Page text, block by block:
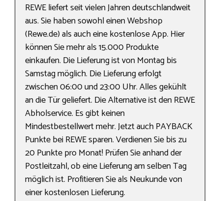
REWE liefert seit vielen Jahren deutschlandweit
aus. Sie haben sowohl einen Webshop
(Rewe.de) als auch eine kostenlose App. Hier
können Sie mehr als 15.000 Produkte
einkaufen. Die Lieferung ist von Montag bis
Samstag möglich. Die Lieferung erfolgt
zwischen 06:00 und 23:00 Uhr. Alles gekühlt
an die Tür geliefert. Die Alternative ist den REWE
Abholservice. Es gibt keinen
Mindestbestellwert mehr. Jetzt auch PAYBACK
Punkte bei REWE sparen. Verdienen Sie bis zu
20 Punkte pro Monat! Prüfen Sie anhand der
Postleitzahl, ob eine Lieferung am selben Tag
möglich ist. Profitieren Sie als Neukunde von
einer kostenlosen Lieferung.